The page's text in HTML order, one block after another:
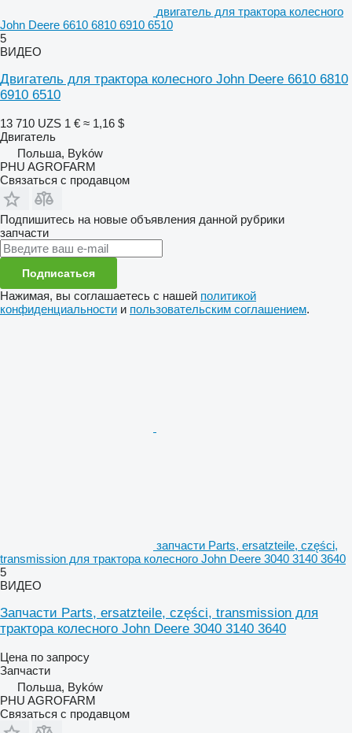
двигатель для трактора колесного
John Deere 6610 6810 6910 6510
5
ВИДЕО
Двигатель для трактора колесного John Deere 6610 6810
6910 6510
13 710 UZS 1 € ≈ 1,16 $
Двигатель
Польша, Byków
PHU AGROFARM
Связаться с продавцом
Подпишитесь на новые объявления данной рубрики
запчасти
Подписаться
Нажимая, вы соглашаетесь с нашей политикой
конфиденциальности и пользовательским соглашением.
запчасти Parts, ersatzteile, części,
transmission для трактора колесного John Deere 3040 3140 3640
5
ВИДЕО
Запчасти Parts, ersatzteile, części, transmission для
трактора колесного John Deere 3040 3140 3640
Цена по запросу
Запчасти
Польша, Byków
PHU AGROFARM
Связаться с продавцом